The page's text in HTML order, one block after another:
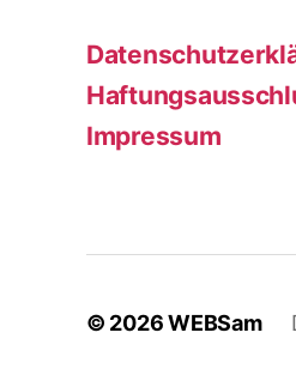
Impressum
© 2026WEBSam